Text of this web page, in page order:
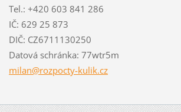
Tel.: +420 603 841 286
IČ: 629 25 873
DIČ: CZ6711130250
Datová schránka: 77wtr5m
milan@rozpocty-kulik.cz